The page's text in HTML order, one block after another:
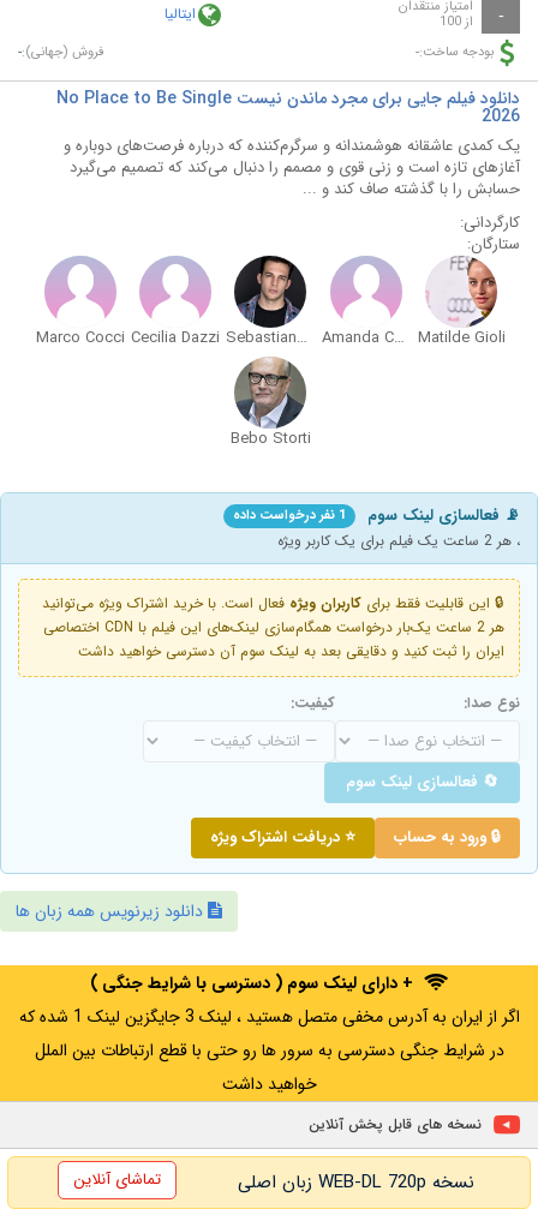
Video
- امتیاز منتقدان
از 100 ایتالیا
بودجه ساخت:- فروش (جهانی):-
دانلود فیلم جایی برای مجرد ماندن نیست No Place to Be Single
2026
یک کمدی عاشقانه هوشمندانه و سرگرم‌کننده که درباره فرصت‌های دوباره و
آغازهای تازه است و زنی قوی و مصمم را دنبال می‌کند که تصمیم می‌گیرد
حسابش را با گذشته صاف کند و ...
کارگردانی:
ستارگان:
Matilde Gioli
Amanda Campana
Sebastiano Pigazzi
Cecilia Dazzi
Marco Cocci
Bebo Storti
📡 فعالسازی لینک سوم 1 نفر درخواست داده
، هر 2 ساعت یک فیلم برای یک کاربر ویژه
🔒 این قابلیت فقط برای کاربران ویژه فعال است. با خرید اشتراک ویژه می‌توانید
هر 2 ساعت یک‌بار درخواست همگام‌سازی لینک‌های این فیلم با CDN اختصاصی
ایران را ثبت کنید و دقایقی بعد به لینک سوم آن دسترسی خواهید داشت
نوع صدا: کیفیت:
🔄 فعالسازی لینک سوم
🔒 ورود به حساب ⭐ دریافت اشتراک ویژه
دانلود زیرنویس همه زبان ها
+ دارای لینک سوم ( دسترسی با شرایط جنگی )
اگر از ایران به آدرس مخفی متصل هستید ، لینک 3 جایگزین لینک 1 شده که
در شرایط جنگی دسترسی به سرور ها رو حتی با قطع ارتباطات بین الملل
خواهید داشت
نسخه های قابل پخش آنلاین
نسخه WEB-DL 720p زبان اصلی تماشای آنلاین